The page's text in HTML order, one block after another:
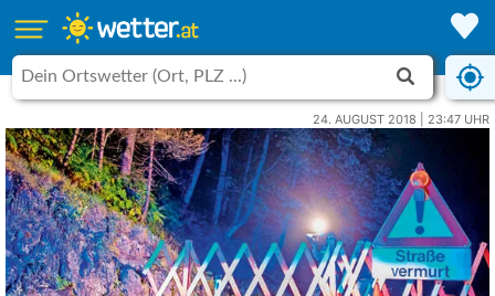
24. AUGUST 2018 | 23:47 UHR